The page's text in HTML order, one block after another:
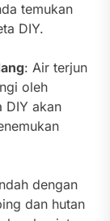
temukan
DIY.
: Air terjun
oleh
DIY akan
dengan
dan hutan